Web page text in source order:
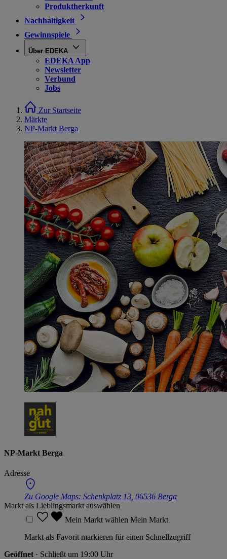
Produktherkunft
Nachhaltigkeit
Gewinnspiele
Über EDEKA
EDEKA App
Newsletter
Verbund
Jobs
Zur Startseite
Märkte
NP-Markt Berga
NP-Markt Berga
Adresse
Zu Google Maps: Schenkplatz 13, 06536 Berga
Markt als Lieblingsmarkt auswählen
Mein Markt wählen Mein Markt
Markt als Favorit markieren für einen Schnellzugriff
Geöffnet · Schließt um 19:00 Uhr